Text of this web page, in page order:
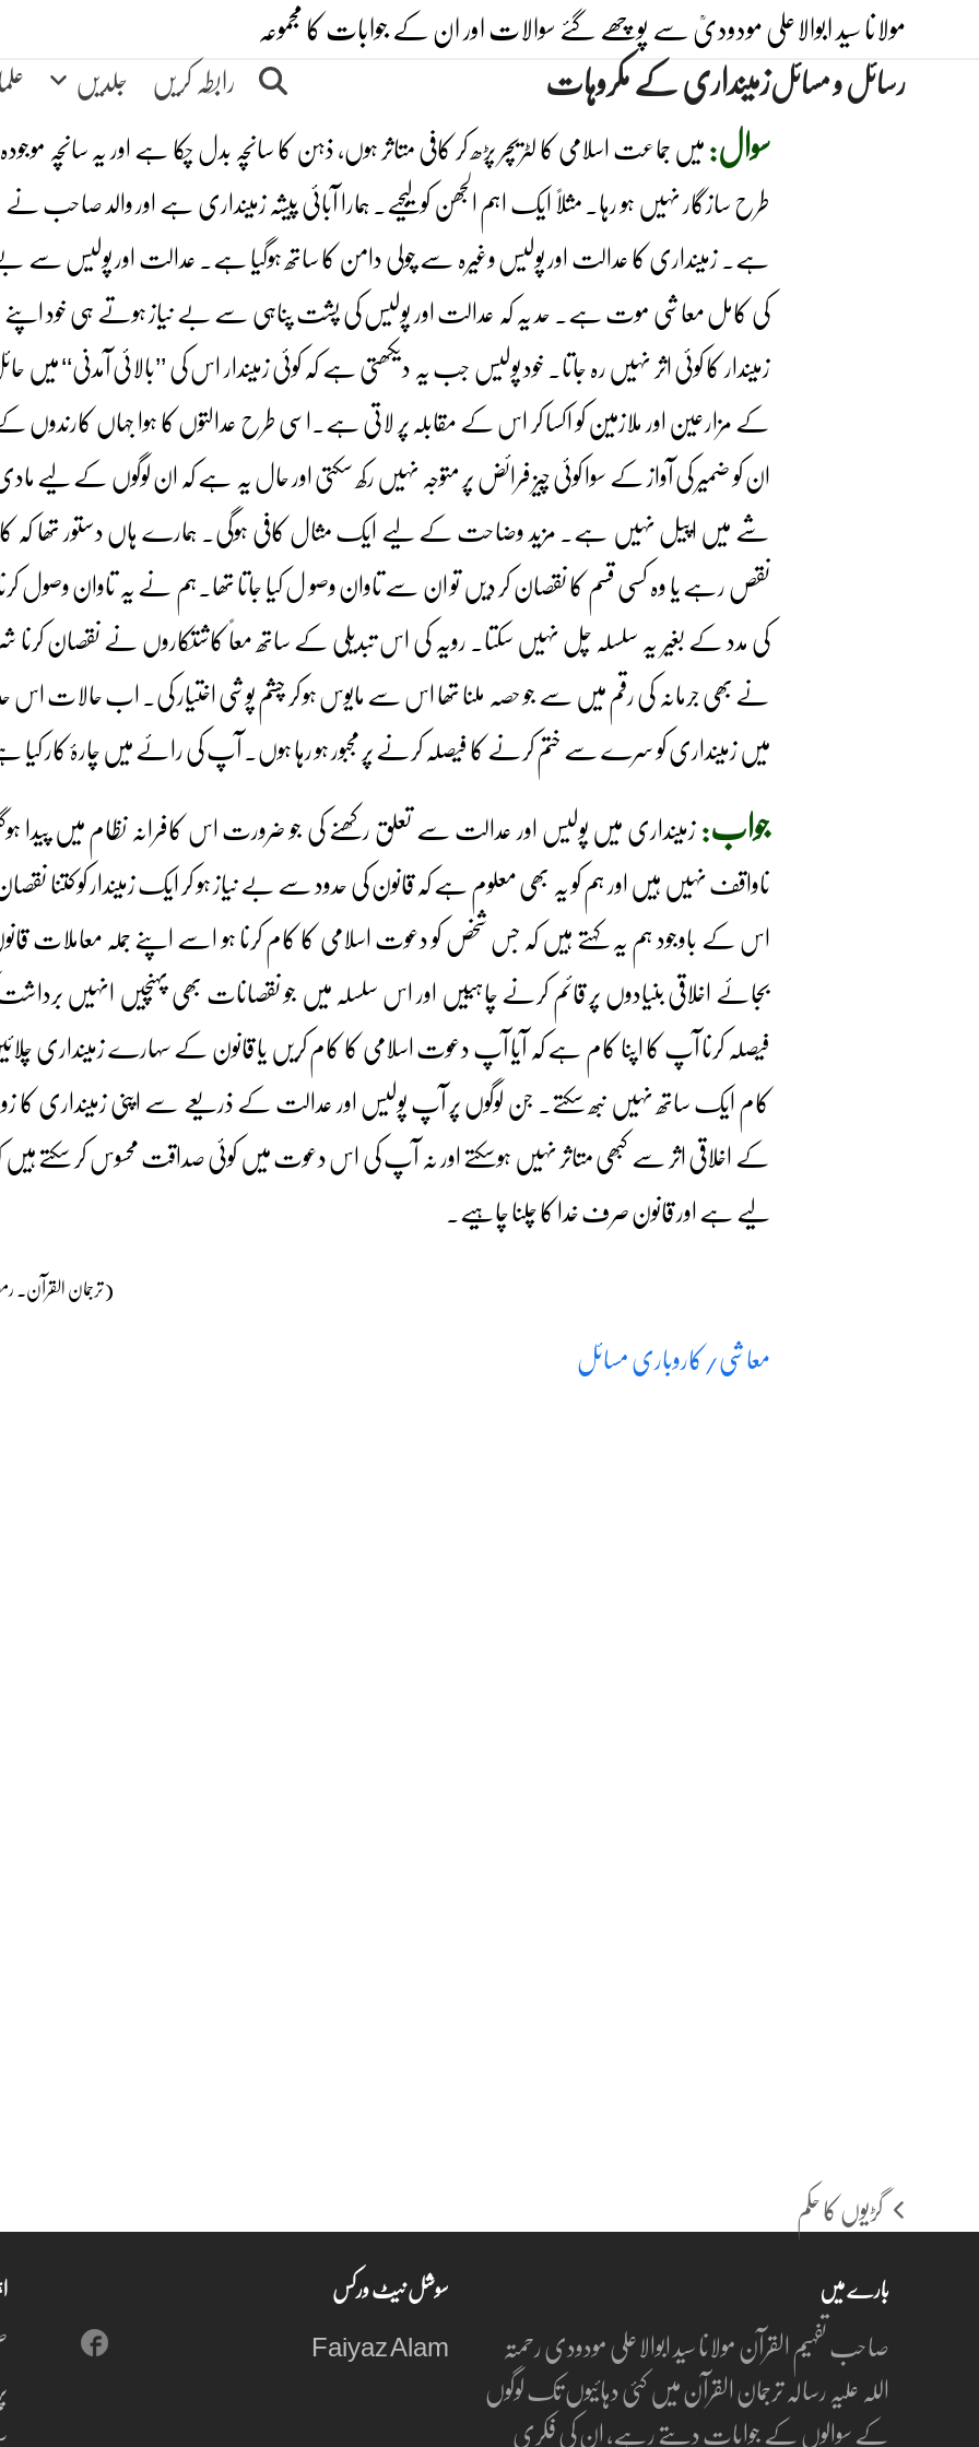
content
مولانا سید ابوالاعلی مودودیؒ سے پوچھے گئے سوالات اور ان کے جوابات کا مجموعہ
رسائل و مسائل جلدیں رابطہ کریں زمینداری کے مکروہات
سوال:میں جماعت اسلامی کا لٹریچر پڑھ کر کافی متاثر ہوں، ذہن کا سانچہ بدل چکا ہے اور یہ سانچہ
طرح سازگار نہیں ہو رہا۔ مثلاً ایک اہم الجھن کو لیجیے۔ ہمارا آبائی پیشہ زمینداری ہے اور والد صاحب نے
ہے۔ زمینداری کا عدالت اور پولیس وغیرہ سے چولی دامن کا ساتھ ہوگیا ہے۔ عدالت اور پولیس سے بے
کی کامل معاشی موت ہے۔ حد یہ کہ عدالت اور پولیس کی پشت پناہی سے بے نیاز ہوتے ہی خود اپنے
زمیندار کا کوئی اثر نہیں رہ جاتا۔ خود پولیس جب یہ دیکھتی ہے کہ کوئی زمیندار اس کی ’’بالائی آمدنی‘‘ میں
کے مزارعین اور ملازمین کو اکسا کر اس کے مقابلہ پر لاتی ہے۔اسی طرح عدالتوں کا ہوا جہاں
ان کو ضمیر کی آواز کے سوا کوئی چیز فرائض پر متوجہ نہیں رکھ سکتی اور حال یہ ہے کہ ان لوگوں کے لیے
شے میں اپیل نہیں ہے۔ مزید وضاحت کے لیے ایک مثال کافی ہوگی۔ ہمارے ہاں دستور تھا کہ
نقص رہے یا وہ کسی قسم کا نقصان کر دیں تو ان سے تاوان وصو ل کیا جاتا تھا۔ہم نے یہ تاوان وصول کرنا
کی مدد کے بغیر یہ سلسلہ چل نہیں سکتا۔ رویہ کی اس تبدیلی کے ساتھ معاً کاشتکاروں نے نقصان کرنا
نے بھی جرمانہ کی رقم میں سے جو حصہ ملنا تھا اس سے مایوس ہو کر چشم پوشی اختیار کی۔ اب حالات اس
میں زمینداری کو سرے سے ختم کرنے کا فیصلہ کرنے پر مجبور ہو رہا ہوں۔ آپ کی رائے میں چارۂ کار
جواب:زمینداری میں پولیس اور عدالت سے تعلق رکھنے کی جو ضرورت اس کافرانہ نظام میں
ناواقف نہیں ہیں اور ہم کو یہ بھی معلوم ہے کہ قانون کی حدود سے بے نیاز ہو کر ایک زمیندار کو کتنا
اس کے باوجود ہم یہ کہتے ہیں کہ جس شخص کو دعوت اسلامی کا کام کرنا ہو اسے اپنے جملہ
بجائے اخلاقی بنیادوں پر قائم کرنے چاہییں اور اس سلسلہ میں جو نقصانات بھی پہنچیں انہیں
فیصلہ کرنا آپ کا اپنا کام ہے کہ آیا آپ دعوت اسلامی کا کام کریں یا قانون کے سہارے زمینداری
کام ایک ساتھ نہیں نبھ سکتے۔ جن لوگوں پر آپ پولیس اور عدالت کے ذریعے سے اپنی زمینداری
کے اخلاقی اثر سے کبھی متاثر نہیں ہوسکتے اور نہ آپ کی اس دعوت میں کوئی صداقت محسوس کر سکتے
لیے ہے اور قانون صرف خدا کا چلنا چاہیے۔
(ترجمان القرآن۔ رمضان 65 ھ
معاشی/کاروباری مسائل
previous
post:
گڑیوں کا حکم
بارے میں
صاحب تفہیم القرآن مولانا سید ابوالاعلی مودودی رحمتہ
اللہ علیہ رسالہ ترجمان القرآن میں کئی دہائیوں تک لوگوں
کے سوالوں کے جوابات دیتے رہے، ان کی فکری
سوشل نیٹ ورکس
Faiyaz Alam